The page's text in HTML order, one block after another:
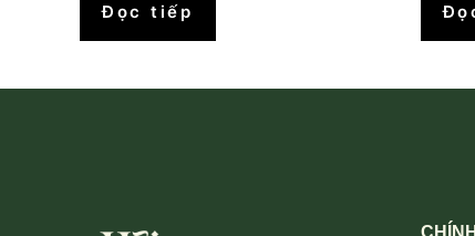
Đọc tiếp